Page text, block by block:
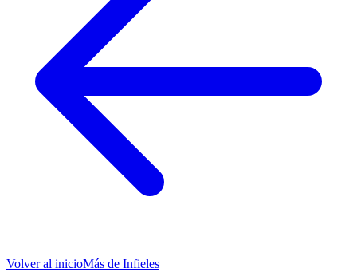
Volver al inicioMás de Infieles